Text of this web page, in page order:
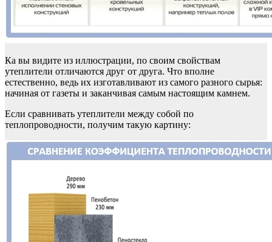
Ка вы видите из иллюстрации, по своим свойствам
утеплители отличаются друг от друга. Что вполне
естественно, ведь их изготавливают из самого разного сырья:
начиная от газеты и заканчивая самым настоящим камнем.
Если сравнивать утеплители между собой по
теплопроводности, получим такую картину: